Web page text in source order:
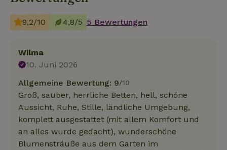
9,2/10 4,8/5 5 Bewertungen
Wilma
10. Juni 2026
Allgemeine Bewertung: 9/10
Groß, sauber, herrliche Betten, hell, schöne
Aussicht, Ruhe, Stille, ländliche Umgebung,
komplett ausgestattet (mit allem Komfort und
an alles wurde gedacht), wunderschöne
Blumensträuße aus dem Garten im